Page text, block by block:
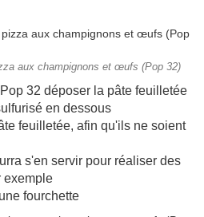
aux champignons et œufs (Pop 32)
32 déposer la pâte feuilletée
en dessous
feuilletée, afin qu'ils ne soient
s'en servir pour réaliser des
exemple
fourchette